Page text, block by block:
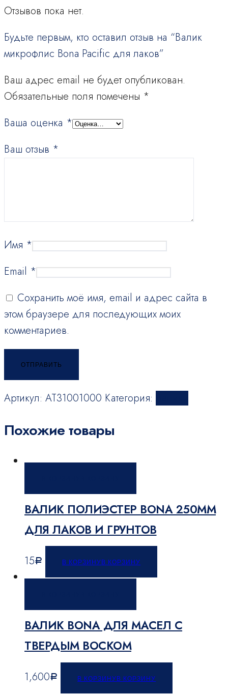
Отзывов пока нет.
Будьте первым, кто оставил отзыв на “Валик
микрофлис Bona Pacific для лаков”
Ваш адрес email не будет опубликован.
Обязательные поля помечены *
Ваша оценка *
Ваш отзыв *
Имя *
Email *
Сохранить моё имя, email и адрес сайта в
этом браузере для последующих моих
комментариев.
Артикул: AT31001000 Категория:
Похожие товары
ВАЛИК ПОЛИЭСТЕР BONA 250ММ
ДЛЯ ЛАКОВ И ГРУНТОВ
15Р В КОРЗИНУ В КОРЗИНУ
ВАЛИК BONA ДЛЯ МАСЕЛ С
ТВЕРДЫМ ВОСКОМ
1,600Р В КОРЗИНУВ КОРЗИНУ